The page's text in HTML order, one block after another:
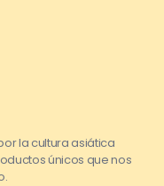
la cultura asiática
únicos que nos